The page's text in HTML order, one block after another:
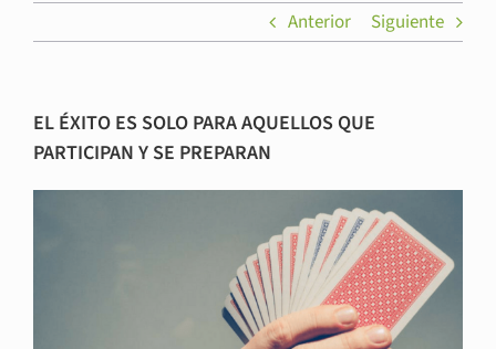
Anterior Siguiente
EL ÉXITO ES SOLO PARA AQUELLOS QUE
PARTICIPAN Y SE PREPARAN